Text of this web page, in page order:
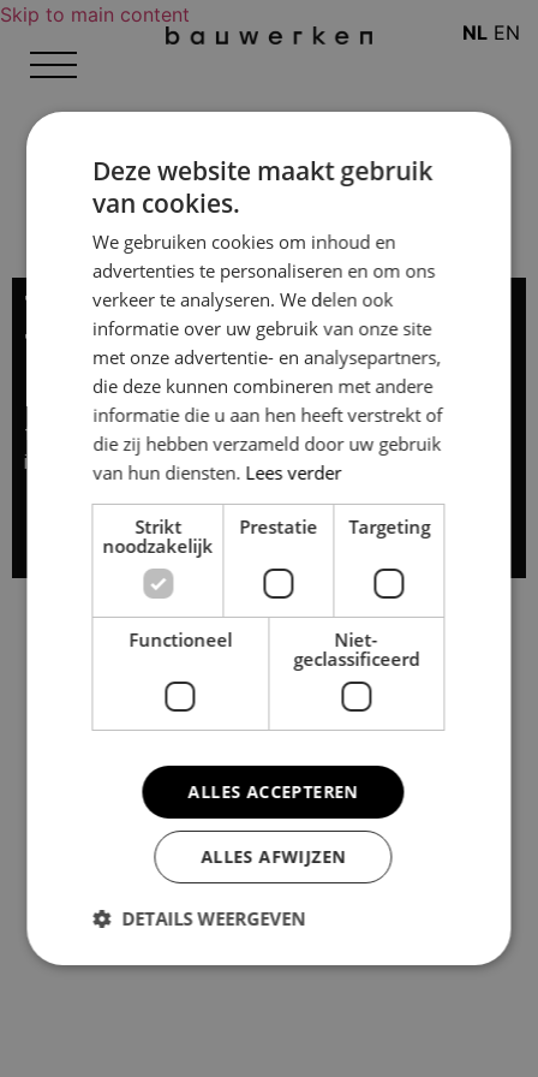
Skip to main content
Timmerman / Assistent
Timmerman (Fulltime)
Ben je op zoek naar een uitdagende en afwisselende
functie binnen een dynamisch team? Dan hebben wij de
ideale positie voor jou!
NL EN
Deze website maakt gebruik
van cookies.
We gebruiken cookies om inhoud en
advertenties te personaliseren en om ons
verkeer te analyseren. We delen ook
informatie over uw gebruik van onze site
met onze advertentie- en analysepartners,
die deze kunnen combineren met andere
informatie die u aan hen heeft verstrekt of
die zij hebben verzameld door uw gebruik
van hun diensten. Lees verder
Strikt
noodzakelijk
Prestatie Targeting
Functioneel
Niet-
geclassificeerd
ALLES ACCEPTEREN
ALLES AFWIJZEN
DETAILS WEERGEVEN